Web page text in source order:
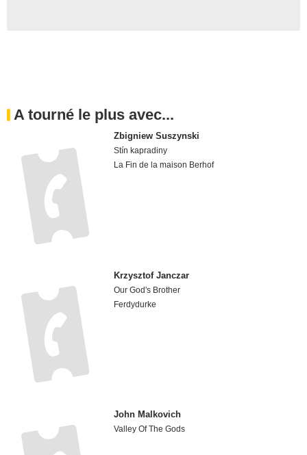
A tourné le plus avec...
Zbigniew Suszynski
Stín kapradiny
La Fin de la maison Berhof
Krzysztof Janczar
Our God's Brother
Ferdydurke
John Malkovich
Valley Of The Gods